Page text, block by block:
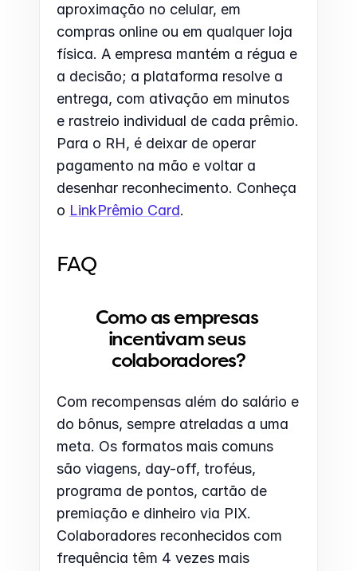
aproximação no celular, em
compras online ou em qualquer loja
física. A empresa mantém a régua e
a decisão; a plataforma resolve a
entrega, com ativação em minutos
e rastreio individual de cada prêmio.
Para o RH, é deixar de operar
pagamento na mão e voltar a
desenhar reconhecimento. Conheça
o LinkPrêmio Card.
FAQ
Como as empresas
incentivam seus
colaboradores?
Com recompensas além do salário e
do bônus, sempre atreladas a uma
meta. Os formatos mais comuns
são viagens, day-off, troféus,
programa de pontos, cartão de
premiação e dinheiro via PIX.
Colaboradores reconhecidos com
frequência têm 4 vezes mais